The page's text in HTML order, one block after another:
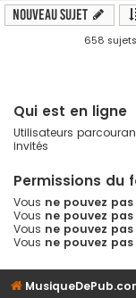
Nouveau sujet
658 sujets
Qui est en ligne
Utilisateurs
invités
Permissions du
Vous ne pouvez pas
Vous ne pouvez pas
Vous ne pouvez pas
Vous ne pouvez pas